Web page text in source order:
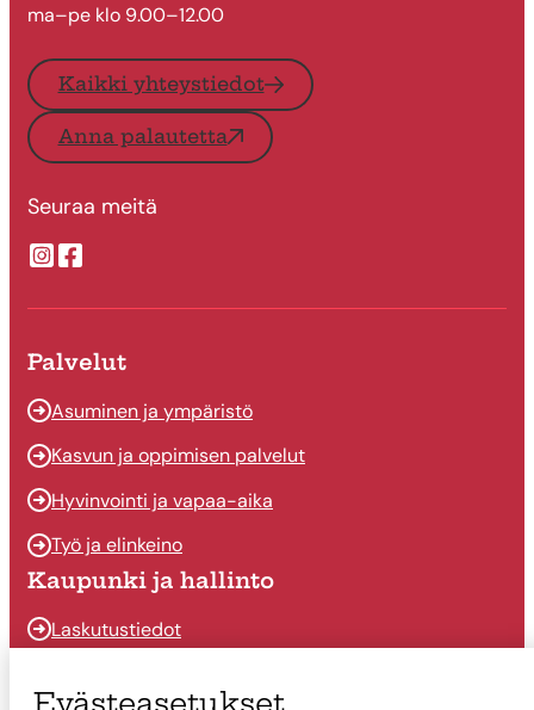
ma–pe klo 9.00–12.00
Kaikki yhteystiedot
Anna palautetta
Seuraa meitä
Suonenjoen kaupungin Instragram
Suonenjoen kaupungin Facebook
Palvelut
Asuminen ja ympäristö
Kasvun ja oppimisen palvelut
Hyvinvointi ja vapaa-aika
Työ ja elinkeino
Kaupunki ja hallinto
Laskutustiedot
Evästeasetukset